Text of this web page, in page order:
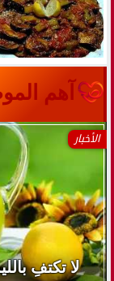
آهم
الأخبار
لا تكتفِ